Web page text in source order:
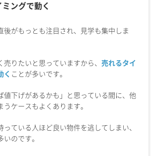
ングで動く
後がもっとも注目され、見学も集中しま
りたいと思っていますから、 売れるタイ
く ことが多いです。
値下げがあるかも」と思っている間に、他
ケースもよくあります。
ている人ほど良い物件を逃してしまい、
のです。